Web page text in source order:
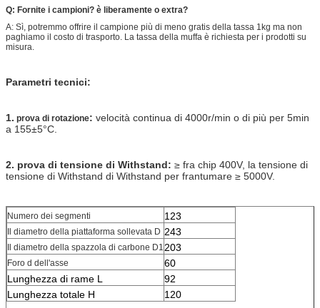
Q: Fornite i campioni? è liberamente o extra?
A: Sì, potremmo offrire il campione più di meno gratis della tassa 1kg ma non
paghiamo il costo di trasporto. La tassa della muffa è richiesta per i prodotti su
misura.
Parametri tecnici:
1. prova di rotazione: velocità continua di 4000r/min o di più per 5min
a 155±5°C.
2. prova di tensione di Withstand: ≥ fra chip 400V, la tensione di
tensione di Withstand di Withstand per frantumare ≥ 5000V.
Numero dei segmenti 123
Il diametro della piattaforma sollevata D 243
Il diametro della spazzola di carbone D1 203
Foro d dell'asse
60
Lunghezza di rame L
92
Lunghezza totale H
120